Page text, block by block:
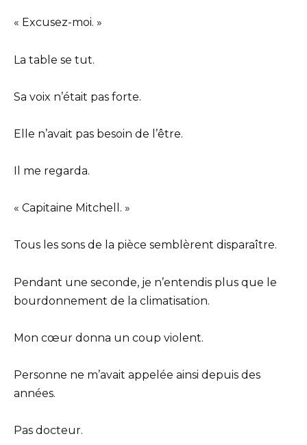
« Excusez-moi. »
La table se tut.
Sa voix n’était pas forte.
Elle n’avait pas besoin de l’être.
Il me regarda.
« Capitaine Mitchell. »
Tous les sons de la pièce semblèrent disparaître.
Pendant une seconde, je n’entendis plus que le
bourdonnement de la climatisation.
Mon cœur donna un coup violent.
Personne ne m’avait appelée ainsi depuis des
années.
Pas docteur.